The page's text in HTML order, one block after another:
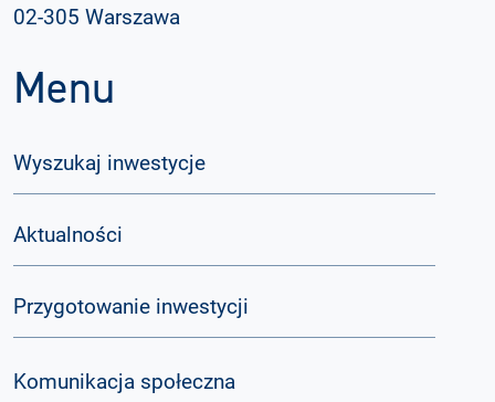
02-305 Warszawa
Menu
Wyszukaj inwestycje
Aktualności
Przygotowanie inwestycji
Komunikacja społeczna